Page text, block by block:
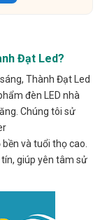
Đạt Led?
Thành Đạt Led
đèn LED nhà
Chúng tôi sử
và tuổi thọ cao.
giúp yên tâm sử